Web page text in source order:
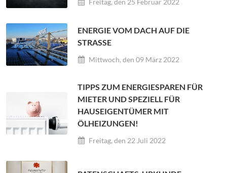
ENERGIE VOM DACH AUF DIE
STRASSE
Mittwoch, den 09 März 2022
TIPPS ZUM ENERGIESPAREN FÜR
MIETER UND SPEZIELL FÜR
HAUSEIGENTÜMER MIT
ÖLHEIZUNGEN!
Freitag, den 22 Juli 2022